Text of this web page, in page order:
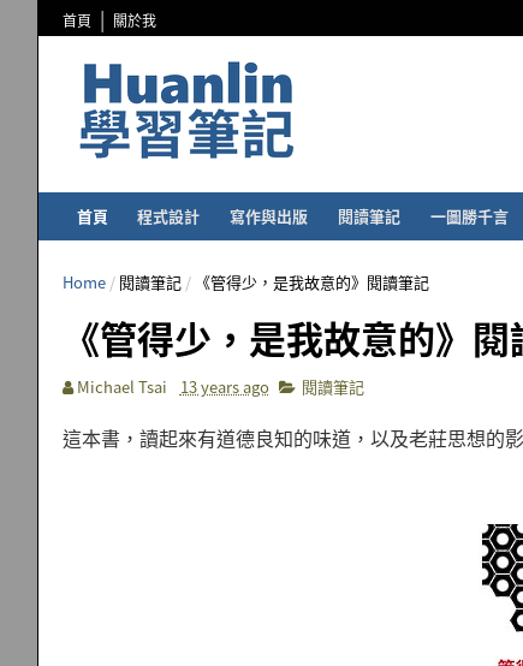
首頁 關於我
首頁 程式設計 寫作與出版 閱讀筆記 一圖勝千言
Home / 閱讀筆記 / 《管得少，是我故意的》閱讀筆記
《管得少，是我故意的》
Michael Tsai 13 years ago 閱讀筆記
這本書，讀起來有道德良知的味道，以及老莊思想的